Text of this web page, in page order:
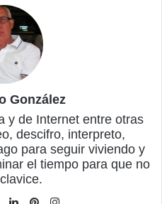
González
y de Internet entre otras
descifro, interpreto,
para seguir viviendo y
el tiempo para que no
X LinkedInPinterest